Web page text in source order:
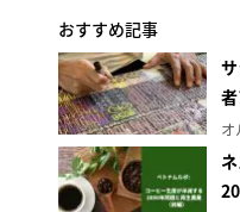
おすすめ記事
オ